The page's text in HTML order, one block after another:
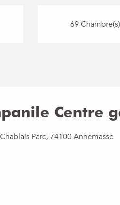
69 Chambre(s)
Centre
Parc, 74100 Annemasse